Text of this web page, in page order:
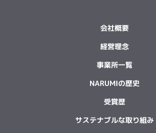
会社概要
経営理念
事業所一覧
NARUMIの歴史
受賞歴
サステナブルな取り組み